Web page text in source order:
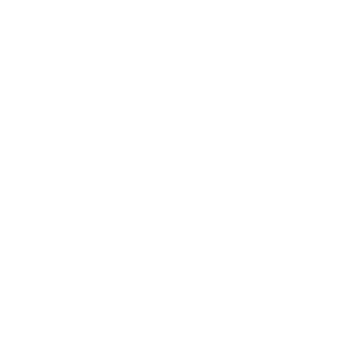
a prueba cuando él
lo posible para que